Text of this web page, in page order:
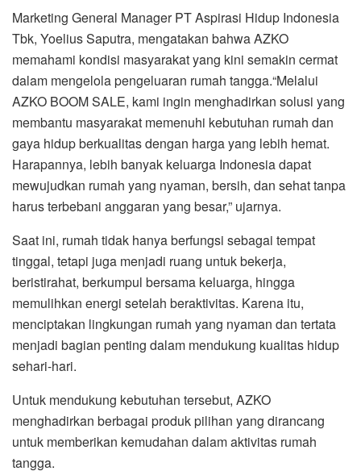
Marketing General Manager PT Aspirasi Hidup Indonesia
Tbk, Yoelius Saputra, mengatakan bahwa AZKO
memahami kondisi masyarakat yang kini semakin cermat
dalam mengelola pengeluaran rumah tangga.“Melalui
AZKO BOOM SALE, kami ingin menghadirkan solusi yang
membantu masyarakat memenuhi kebutuhan rumah dan
gaya hidup berkualitas dengan harga yang lebih hemat.
Harapannya, lebih banyak keluarga Indonesia dapat
mewujudkan rumah yang nyaman, bersih, dan sehat tanpa
harus terbebani anggaran yang besar,” ujarnya.
Saat ini, rumah tidak hanya berfungsi sebagai tempat
tinggal, tetapi juga menjadi ruang untuk bekerja,
beristirahat, berkumpul bersama keluarga, hingga
memulihkan energi setelah beraktivitas. Karena itu,
menciptakan lingkungan rumah yang nyaman dan tertata
menjadi bagian penting dalam mendukung kualitas hidup
sehari-hari.
Untuk mendukung kebutuhan tersebut, AZKO
menghadirkan berbagai produk pilihan yang dirancang
untuk memberikan kemudahan dalam aktivitas rumah
tangga.